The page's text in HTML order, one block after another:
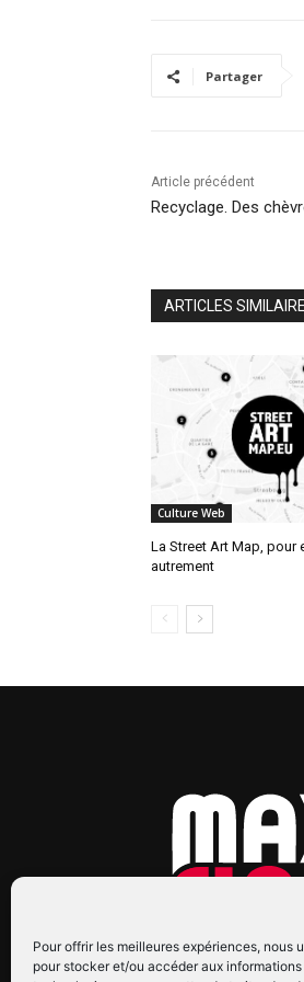
Pour offrir les meilleures expériences,
pour stocker et/ou accéder aux
Partager
Article précédent
Recyclage. Des
ARTICLES
Culture Web
La Street Art Map, pour
autrement